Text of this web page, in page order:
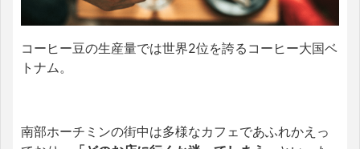
コーヒー豆の生産量では世界2位を誇るコーヒー大国ベ
トナム。
南部ホーチミンの街中は多様なカフェであふれかえっ